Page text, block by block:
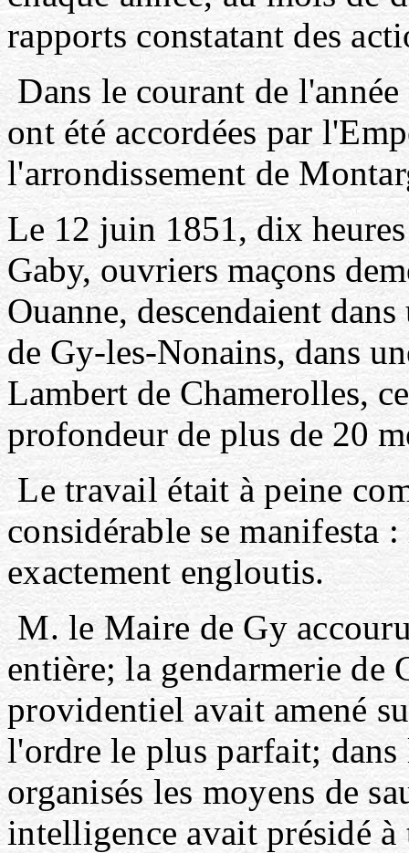
rapports constatant des
Dansle courant de
ont été accordées par
l'arrondissement de
Le 12 juin 1851, dix
Gaby, ouvriers maçons
Ouanne, descendaient
de Gy-les-Nonains, dans
Lambert de Chamerolles,
profondeur de plus de 20
Le travail était à peine
considérable se manifesta
exactement engloutis.
M. le Maire de Gy
entière; la gendarmerie de
providentiel avait amené
l'ordre le plus parfait;
organisés les moyens de
intelligence avait présidé à